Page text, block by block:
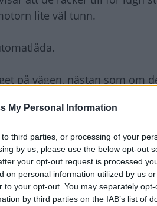
My Personal Information
third parties, or processing of your
by us, please use the below opt-out
your opt-out request is processed
on personal information utilized by us
your opt-out. You may separately
by third parties on the IAB’s list of
lite väl tunn.
på vägen, nästan som om
men takhöjden är
att se om till exempel